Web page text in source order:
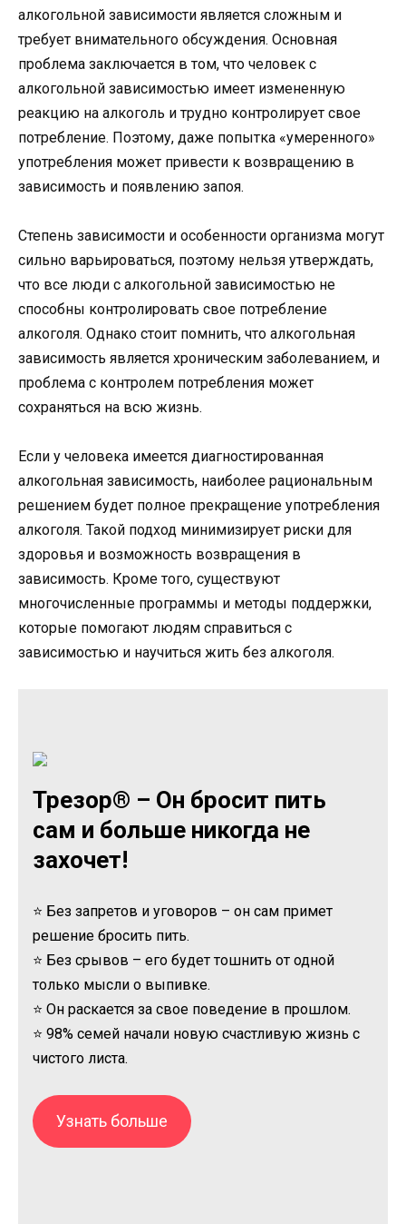
алкогольной зависимости является сложным и
требует внимательного обсуждения. Основная
проблема заключается в том, что человек с
алкогольной зависимостью имеет измененную
реакцию на алкоголь и трудно контролирует свое
потребление. Поэтому, даже попытка «умеренного»
употребления может привести к возвращению в
зависимость и появлению запоя.
Степень зависимости и особенности организма могут
сильно варьироваться, поэтому нельзя утверждать,
что все люди с алкогольной зависимостью не
способны контролировать свое потребление
алкоголя. Однако стоит помнить, что алкогольная
зависимость является хроническим заболеванием, и
проблема с контролем потребления может
сохраняться на всю жизнь.
Если у человека имеется диагностированная
алкогольная зависимость, наиболее рациональным
решением будет полное прекращение употребления
алкоголя. Такой подход минимизирует риски для
здоровья и возможность возвращения в
зависимость. Кроме того, существуют
многочисленные программы и методы поддержки,
которые помогают людям справиться с
зависимостью и научиться жить без алкоголя.
Трезор® – Он бросит пить
сам и больше никогда не
захочет!
⭐ Без запретов и уговоров – он сам примет
решение бросить пить.
⭐ Без срывов – его будет тошнить от одной
только мысли о выпивке.
⭐ Он раскается за свое поведение в прошлом.
⭐ 98% семей начали новую счастливую жизнь с
чистого листа.
Узнать больше